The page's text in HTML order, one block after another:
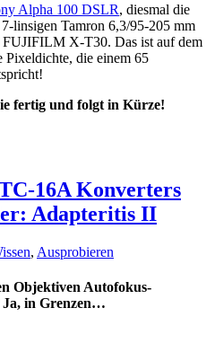
Alpha 100 DSLR, diesmal die
linsigen Tamron 6,3/95-205 mm
X-T30. Das ist auf dem
Pixeldichte, die einem 65
fertig und folgt in Kürze!
16A Konverters
Adapteritis II
, Ausprobieren
Objektiven Autofokus-
Ja, in Grenzen…